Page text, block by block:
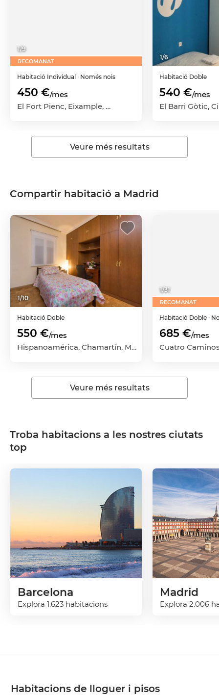
1/9
RECOMANAT
Habitació Individual · Només nois
450 €/mes
El Fort Pienc, Eixample, Barcelona Capital, Barcelona
1/6
Habitació Doble
540 €/mes
Veure més resultats
Compartir habitació a Madrid
1/10
Habitació Doble
550 €/mes
Hispanoamérica, Chamartín, Madrid Capital, Madrid
1/31
RECOMANAT
Habitació Doble ·
685 €/mes
Veure més resultats
Troba habitacions a les nostres ciutats
top
Barcelona
Explora 1.623 habitacions
Madrid
Explora 2.006
Habitacions de lloguer i pisos